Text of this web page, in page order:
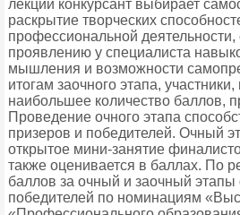
лекции конкурсант выбирает
раскрытие творческих
профессиональной
проявлению у специалиста
мышления и возможности
итогам заочного этапа,
наибольшее количество баллов,
Проведение очного этапа
призеров и победителей. Очный
открытое мини-занятие
также оценивается в баллах. По
баллов за очный и заочный этапы
победителей по номинациям